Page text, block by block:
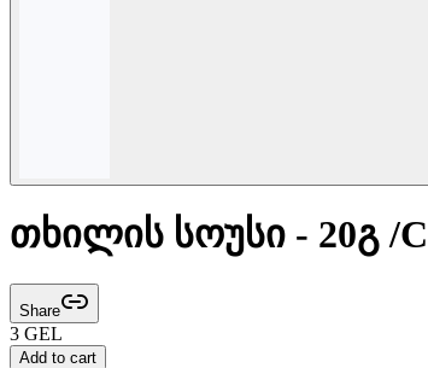
თხილის სოუსი - 20გ /
Share
3 GEL
Add to cart